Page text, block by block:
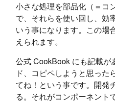
小さな処理を部品化（＝コ
で、それらを使い回し、効
いう事になります。この場
えられます。
公式 CookBook にも記載が
ド、コピペしようと思った
てね！という事です。開発
る。それがコンポーネント